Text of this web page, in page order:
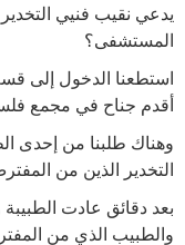
يدعي نقيب فنيي
المستشفى؟
استطعنا الدخول إلى
أقدم جناح في مجمع
وهناك طلبنا من إحدى
التخدير الذين من
بعد دقائق عادت الطبيبة
والطبيب الذي من